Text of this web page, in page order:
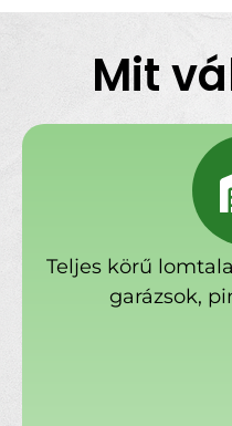
Mit
Teljes körű
garázsok,